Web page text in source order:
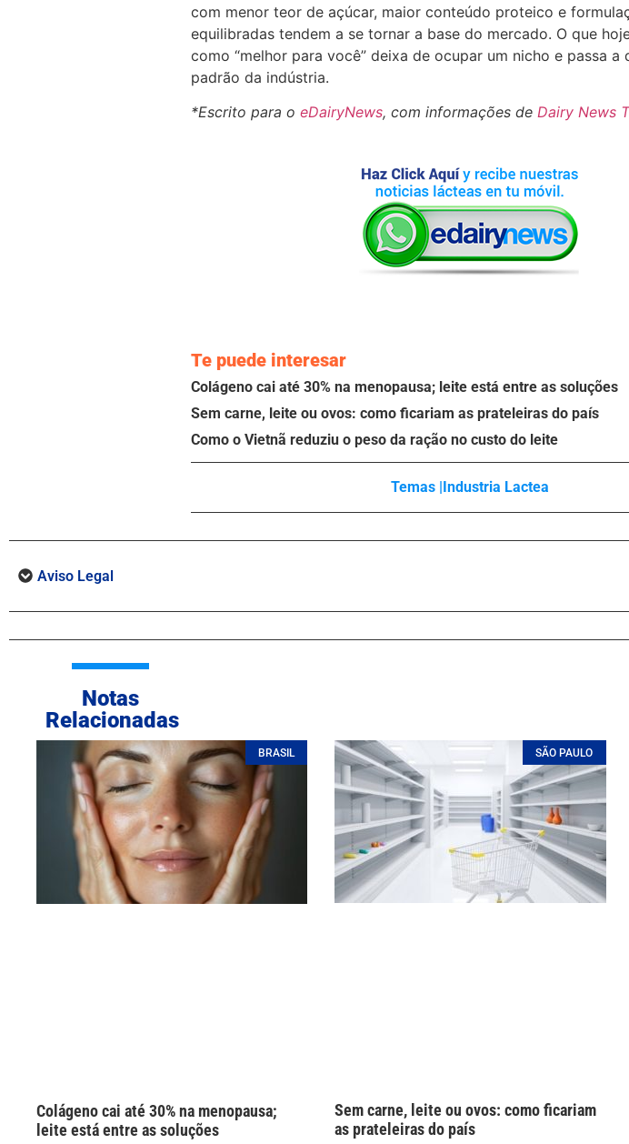
com menor teor de açúcar, maior conteúdo proteico e
equilibradas tendem a se tornar a base do mercado. O que
como “melhor para você” deixa de ocupar um nicho e passa a
padrão da indústria.
*Escrito para o eDairyNews, com informações de Dairy News
Te puede interesar
Colágeno cai até 30% na menopausa; leite está entre as soluções
Sem carne, leite ou ovos: como ficariam as prateleiras do país
Como o Vietnã reduziu o peso da ração no custo do leite
Temas | Industria Lactea
Aviso Legal
Notas
Relacionadas
BRASIL
Colágeno cai até 30% na menopausa;
leite está entre as soluções
SÃO PAULO
Sem carne, leite ou ovos: como ficariam
as prateleiras do país